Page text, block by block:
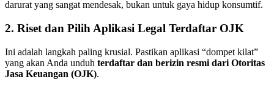
darurat yang sangat mendesak, bukan untuk gaya hidup konsumtif.
2. Riset dan Pilih Aplikasi Legal Terdaftar OJK
Ini adalah langkah paling krusial. Pastikan aplikasi “dompet kilat”
yang akan Anda unduh terdaftar dan berizin resmi dari Otoritas
Jasa Keuangan (OJK).